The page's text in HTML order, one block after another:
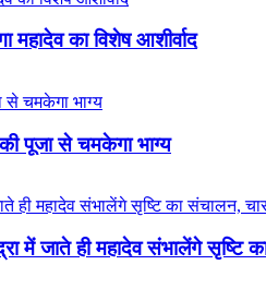
का विशेष आशीर्वाद
पूजा से चमकेगा भाग्य
में जाते ही महादेव संभालेंगे सृष्टि